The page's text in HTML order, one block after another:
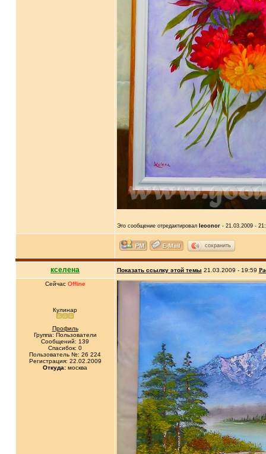
Это сообщение отредактировал leoonor- 21.03.2009 -
сохранить
кселена Показать ссылку этой темы 21.03.2009 - 19:59
Сейчас Offline
Кулинар
Профиль
Группа: Пользователи
Сообщений: 139
Спасибок: 0
Пользователь №: 26 224
Регистрация: 22.02.2009
Откуда: москва